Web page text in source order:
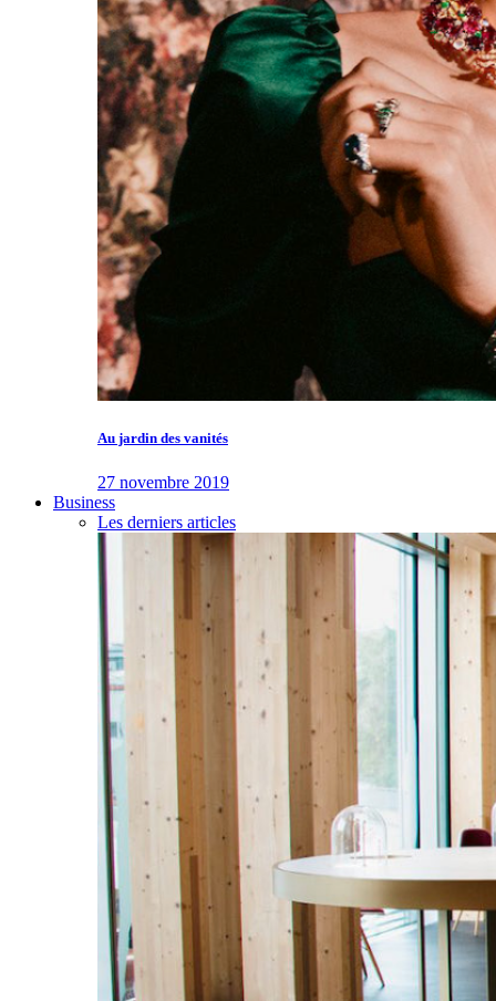
Au jardin des vanités
27 novembre 2019
Business
Les derniers articles